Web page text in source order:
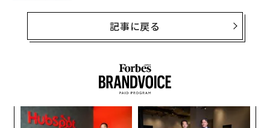
記事に戻る